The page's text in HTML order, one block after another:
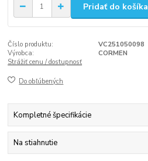
Pridať do košíka
Číslo produktu:
VC251050098
Výrobca:
CORMEN
Strážiť cenu / dostupnosť
Do obľúbených
Kompletné špecifikácie
Na stiahnutie